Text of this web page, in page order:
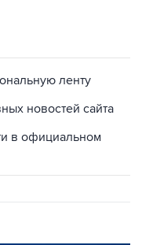
ленту
новостей сайта
в официальном